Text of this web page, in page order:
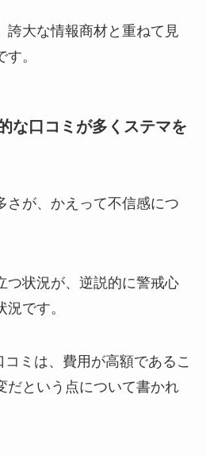
誇大な情報商材と重ねて見
。
な口コミが多くステマを
さが、かえって不信感につ
つ状況が、逆説的に警戒心
です。
ミは、費用が高額であるこ
だという点について書かれ